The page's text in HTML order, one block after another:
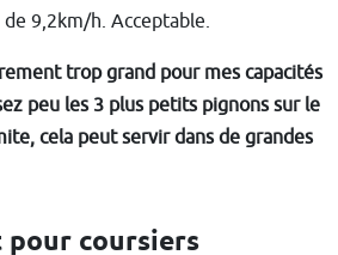
9,2km/h. Acceptable.
trop grand pour mes capacités
peu les 3 plus petits pignons sur le
cela peut servir dans de grandes
pour coursiers